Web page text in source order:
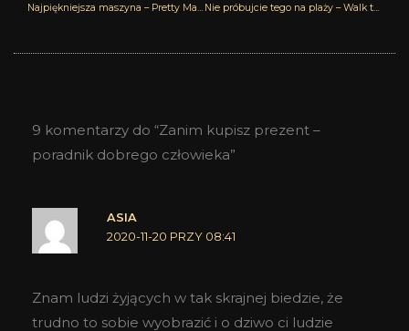
Najpiękniejsza maszyna – Pretty Machine Kerosene Nie próbujcie tego na plaży – Walk the Sea Kerosene
9 komentarzy do “Zanim kupisz prezent –
poradnik dobrego człowieka”
ASIA
2020-11-20 PRZY 08:41
Znam ludzi żyjących w tak skrajnej biedzie, że
trudno to sobie wyobrazić i o dziwo ci ludzie